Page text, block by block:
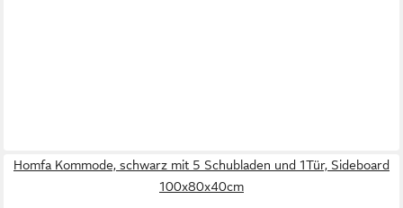
Homfa Kommode, schwarz mit 5 Schubladen und 1Tür, Sideboard
100x80x40cm